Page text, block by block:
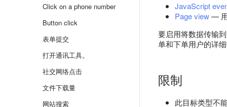
Click on a phone number
Button click
表单提交
打开通讯工具。
社交网络点击
文件下载量
网站搜索
JavaScript
Page view—
要启用将数据传输
单和下单用户的详
限制
此目标类型不